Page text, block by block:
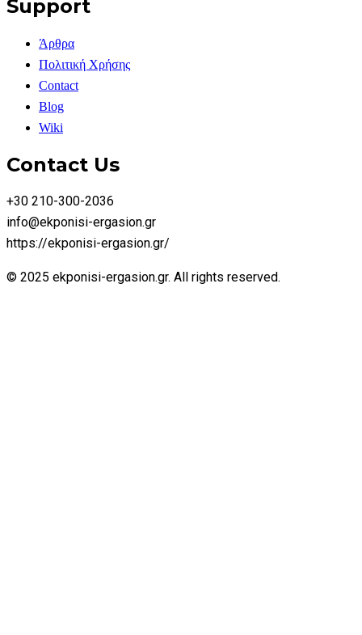
Support
Άρθρα
Πολιτική Χρήσης
Contact
Blog
Wiki
Contact Us
+30 210-300-2036
info@ekponisi-ergasion.gr
https://ekponisi-ergasion.gr/
© 2025 ekponisi-ergasion.gr. All rights reserved.